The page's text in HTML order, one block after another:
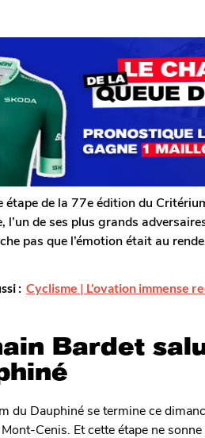
étape de la 77e édition du
l’un de ses plus grands
pas que l’émotion était au
: Cyclisme | L'ovation immense
Bardet
du Dauphiné se termine ce
Cenis. Et cette étape ne